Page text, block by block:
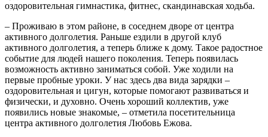
оздоровительная гимнастика, фитнес, скандинавская ходьба.
– Проживаю в этом районе, в соседнем дворе от центра
активного долголетия. Раньше ездили в другой клуб
активного долголетия, а теперь ближе к дому. Такое радостное
событие для людей нашего поколения. Теперь появилась
возможность активно заниматься собой. Уже ходили на
первые пробные уроки. У нас здесь два вида зарядки –
оздоровительная и цигун, которые помогают развиваться и
физически, и духовно. Очень хороший коллектив, уже
появились новые знакомые, – отметила посетительница
центра активного долголетия Любовь Ежова.